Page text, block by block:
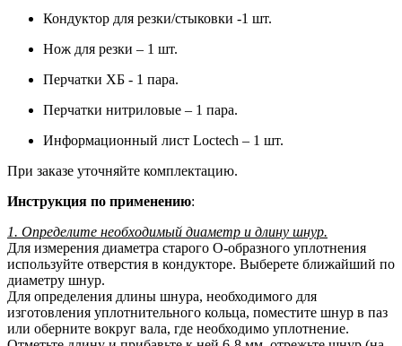
Кондуктор для резки/стыковки -1 шт.
Нож для резки – 1 шт.
Перчатки ХБ - 1 пара.
Перчатки нитриловые – 1 пара.
Информационный лист Loctech – 1 шт.
При заказе уточняйте комплектацию.
Инструкция по применению:
1. Определите необходимый диаметр и длину шнур.
Для измерения диаметра старого О-образного уплотнения
используйте отверстия в кондукторе. Выберете ближайший по
диаметру шнур.
Для определения длины шнура, необходимого для
изготовления уплотнительного кольца, поместите шнур в паз
или оберните вокруг вала, где необходимо уплотнение.